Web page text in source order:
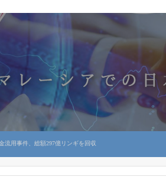
流用事件、総額297億リンギを回収